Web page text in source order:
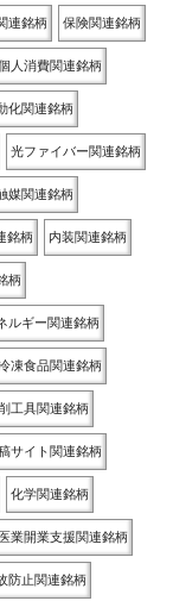
連銘柄 保険関連銘柄
人消費関連銘柄
化関連銘柄
光ファイバー関連銘柄
媒関連銘柄
銘柄 内装関連銘柄
柄
ルギー関連銘柄
凍食品関連銘柄
工具関連銘柄
サイト関連銘柄
化学関連銘柄
業開業支援関連銘柄
防止関連銘柄